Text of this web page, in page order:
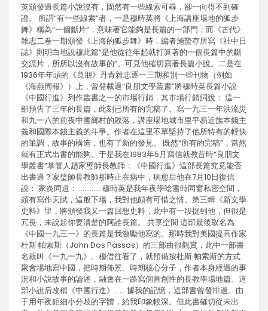
英頒發過長篇小說沒有，固然有一些線索可尋，卻一向得不到確
證。 所謂“有一些線索”者，一是穆時英將《上海講座場地的狐步
舞》稱為“一個斷片”，意味著它能夠是長篇的一部門；而《古代》
雜志二卷一期頒發《上海的狐步舞》時，編者施蟄存所寫《社中日
誌》則明白地說穆此篇“是他從往年起就打算著的一個長篇中的斷
交流片，所所以沒有故事的”。可見他確切寫著長篇小說。二是在
1936年年頭的《良朋》丹青雜志逐一三期和別一些刊物（例如
《海燕周報》）上，曾登載過“良朋文學叢書”將穆時英長篇小說
《中國行進》列作叢書之一的市場行銷，其市場行銷詞說： 這一
部預告了三年的長篇，此刻已所有的完稿了。寫一九三一年洪流災
和九一八的前夜中國鄉村的敗落，講座場地城市里平易近族本錢主
義和國際本錢主義的斗爭。作者在這里不單堅持了他所特有的輕快
的筆調，故事的構造，也有了新的發見。 既然“所有的完稿”，當然
就有正式出書的能夠。于是我在1983年5月寫信就教昔時“良朋文
學叢書”掌管人趙家璧師長教師：《中國行進》這部長篇究竟能否
出書過？家璧師長教師那時正在病中，病愈后他在7月10日復信
說： 家炎同道： ………… 穆時英是我年夜學唸書時同窗私密空間，
頗有寫作天賦，這般下場，我對他頗有可惜之情。第三輯《新文學
史料》里，將頒發我又一篇回想史料，此中有一段提到他，但很是
冗長，未說起你要清楚的阿誰長篇。 共享空間 這部最後取名為
《中國一九三一》的長篇是我激勵他寫的。那時我對美國提高作家
杜斯·帕索斯（John Dos Passos）的三部曲很觀賞，此中一部書
名就叫《一九一九》。穆借往看了，就預備按杜斯·帕索斯的方式
聚會場地寫中國，把時期佈景、時期核心分子，作者本身經過的事
況和小說故事的論述，融會在一路寫個首創性的長教學場地篇。這
部小說后改稱《中國行進》…… 據我的記憶，這部書曾發排過。由
于用年夜鉅細小分歧的字體，給我印象較深。但此書確切從未出